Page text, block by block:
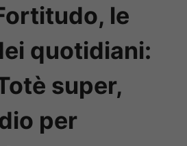
le
quotidiani:
super,
per